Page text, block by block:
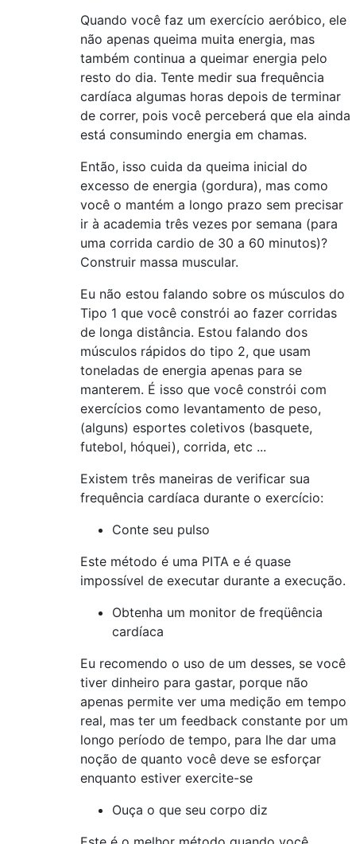
Quando você faz um exercício aeróbico, ele
não apenas queima muita energia, mas
também continua a queimar energia pelo
resto do dia. Tente medir sua frequência
cardíaca algumas horas depois de terminar
de correr, pois você perceberá que ela ainda
está consumindo energia em chamas.
Então, isso cuida da queima inicial do
excesso de energia (gordura), mas como
você o mantém a longo prazo sem precisar
ir à academia três vezes por semana (para
uma corrida cardio de 30 a 60 minutos)?
Construir massa muscular.
Eu não estou falando sobre os músculos do
Tipo 1 que você constrói ao fazer corridas
de longa distância. Estou falando dos
músculos rápidos do tipo 2, que usam
toneladas de energia apenas para se
manterem. É isso que você constrói com
exercícios como levantamento de peso,
(alguns) esportes coletivos (basquete,
futebol, hóquei), corrida, etc ...
Existem três maneiras de verificar sua
frequência cardíaca durante o exercício:
Conte seu pulso
Este método é uma PITA e é quase
impossível de executar durante a execução.
Obtenha um monitor de freqüência
cardíaca
Eu recomendo o uso de um desses, se você
tiver dinheiro para gastar, porque não
apenas permite ver uma medição em tempo
real, mas ter um feedback constante por um
longo período de tempo, para lhe dar uma
noção de quanto você deve se esforçar
enquanto estiver exercite-se
Ouça o que seu corpo diz